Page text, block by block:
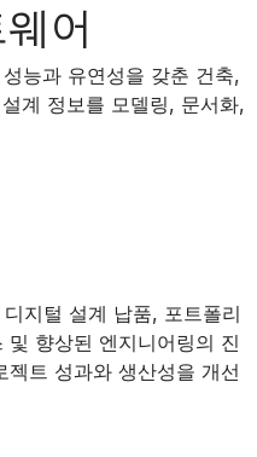
어
능과 유연성을 갖춘 건축,
계 정보를 모델링, 문서화,
지털 설계 납품, 포트폴리
향상된 엔지니어링의 진
트 성과와 생산성을 개선